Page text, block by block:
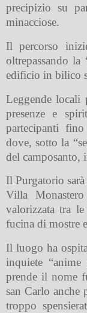
precipizio su
minacciose.
Il percorso
oltrepassando
edificio in bilico
Leggende locali
presenze e
partecipanti
dove, sotto la
del camposanto,
Il Purgatorio
Villa
valorizzata tra
fucina di mostre
Il luogo ha
inquiete
prende il nome
san Carlo anche
troppo